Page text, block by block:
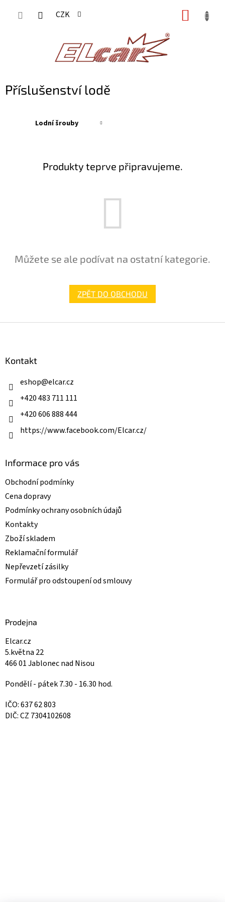
CZK
Příslušenství lodě
Lodní šrouby
Produkty teprve připravujeme.
Můžete se ale podívat na ostatní kategorie.
ZPĚT DO OBCHODU
Kontakt
eshop@elcar.cz
+420 483 711 111
+420 606 888 444
https://www.facebook.com/Elcar.cz/
Informace pro vás
Obchodní podmínky
Cena dopravy
Podmínky ochrany osobních údajů
Kontakty
Zboží skladem
Reklamační formulář
Nepřevzetí zásilky
Formulář pro odstoupení od smlouvy
Prodejna
Elcar.cz
5.května 22
466 01 Jablonec nad Nisou
Pondělí - pátek 7.30 - 16.30 hod.
IČO: 637 62 803
DIČ: CZ 7304102608